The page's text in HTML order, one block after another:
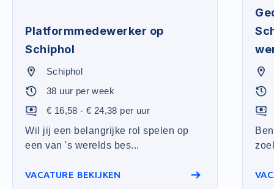
Platformmedewerker op
Schiphol
Schiphol
38 uur per week
€ 16,58 - € 24,38 per uur
Wil jij een belangrijke rol spelen op
een van 's werelds bes...
VACATURE BEKIJKEN